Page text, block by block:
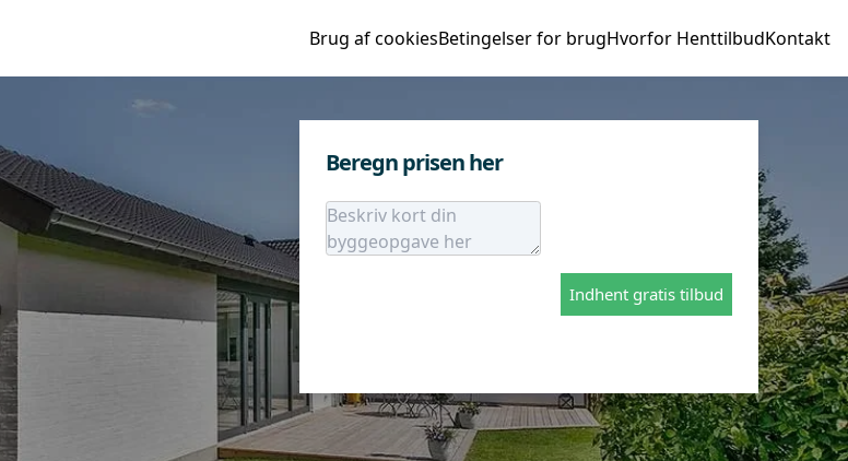
Brug af cookiesBetingelser for brugHvorfor HenttilbudKontakt
Beregn prisen her
Indhent gratis tilbud